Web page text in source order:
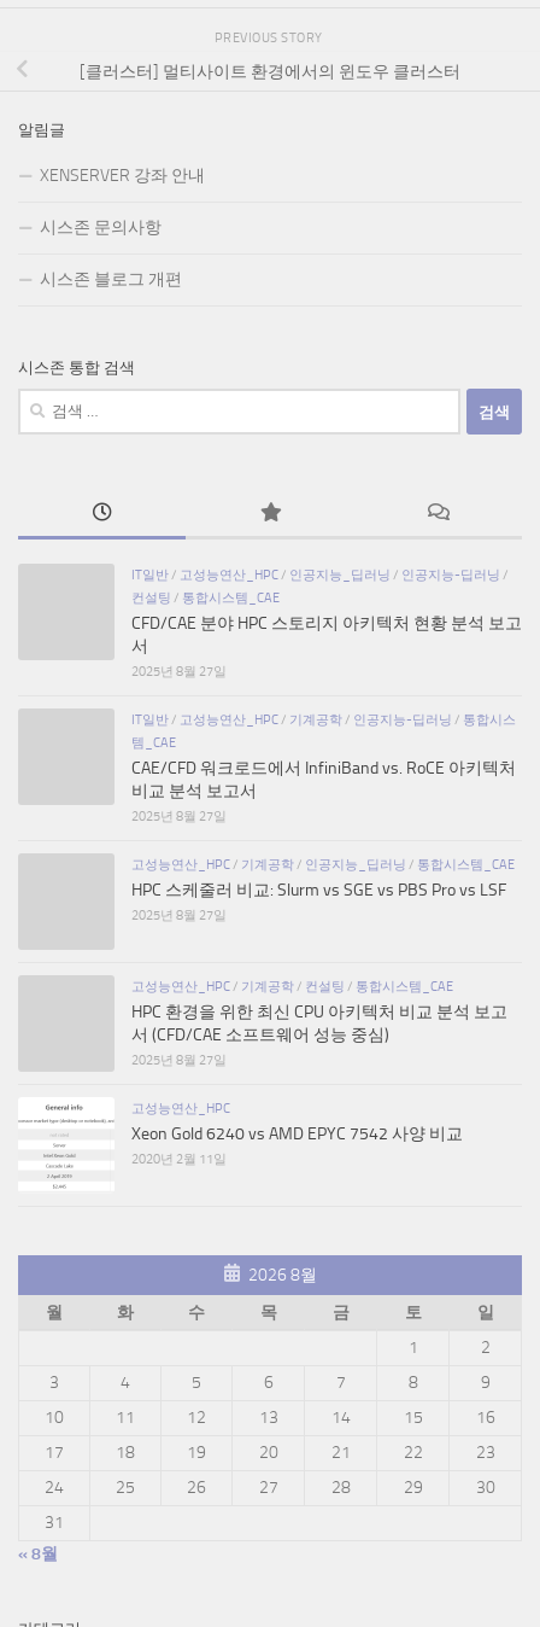
PREVIOUS STORY
[클러스터] 멀티사이트 환경에서의 윈도우 클러스터
알림글
XENSERVER 강좌 안내
시스존 문의사항
시스존 블로그 개편
시스존 통합 검색
검
IT일반/ 고성능연산_HPC/ 인공지능_딥러닝 / 인공지능-딥러닝 /
컨설팅 / 통합시스템_CAE
CFD/CAE 분야 HPC 스토리지 아키텍처 현황 분석 보고
서
2025년 8월 27일
IT일반/ 고성능연산_HPC/ 기계공학/ 인공지능-딥러닝 / 통합시스
템_CAE
CAE/CFD 워크로드에서 InfiniBand vs. RoCE 아키텍처
비교 분석 보고서
2025년 8월 27일
고성능연산_HPC/ 기계공학/ 인공지능_딥러닝 / 통합시스템_CAE
HPC 스케줄러 비교: Slurm vs SGE vs PBS Pro vs LSF
2025년 8월 27일
고성능연산_HPC/ 기계공학/ 컨설팅 / 통합시스템_CAE
HPC 환경을 위한 최신 CPU 아키텍처 비교 분석 보고
서 (CFD/CAE 소프트웨어 성능 중심)
2025년 8월 27일
고성능연산_HPC
Xeon Gold 6240 vs AMD EPYC 7542 사양 비교
2020년 2월 11일
2026 8월
월
화 수 목 금 토
일
1
2
3
4 5 6 7 8
9
10
11 12 13 14 15
16
17
18 19 20 21 22
23
24
25 26 27 28 29
30
31
« 8월